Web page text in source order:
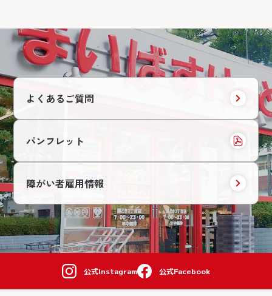
よくあるご質問
パンフレット
障がい者雇用情報
公式Instagram 公式Facebook